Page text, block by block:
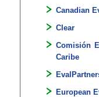
Canadian
Clear
Comisión
Caribe
European